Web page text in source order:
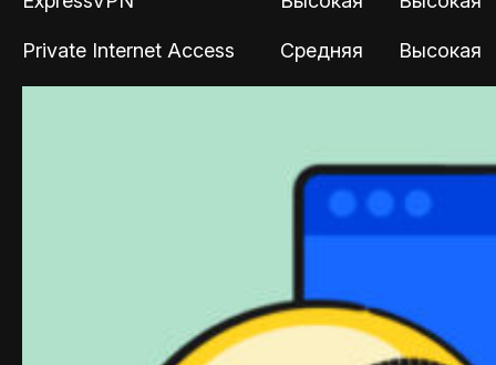
Private Internet Access Средняя Высокая